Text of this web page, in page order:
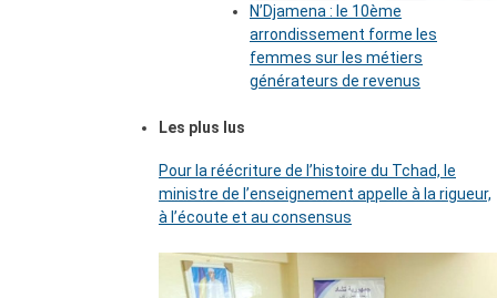
N’Djamena : le 10ème
arrondissement forme les
femmes sur les métiers
générateurs de revenus
Les plus lus
Pour la réécriture de l’histoire du Tchad, le
ministre de l’enseignement appelle à la rigueur,
à l’écoute et au consensus